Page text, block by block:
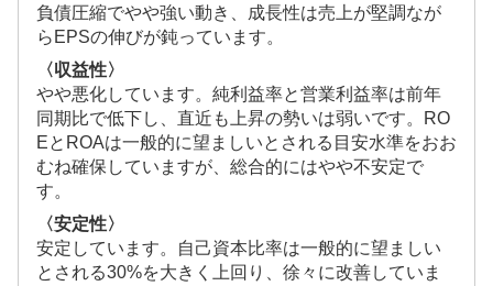
負債圧縮でやや強い動き、成長性は売上が堅調なが
らEPSの伸びが鈍っています。
〈収益性〉
やや悪化しています。純利益率と営業利益率は前年
同期比で低下し、直近も上昇の勢いは弱いです。RO
EとROAは一般的に望ましいとされる目安水準をおお
むね確保していますが、総合的にはやや不安定で
す。
〈安定性〉
安定しています。自己資本比率は一般的に望ましい
とされる30%を大きく上回り、徐々に改善していま